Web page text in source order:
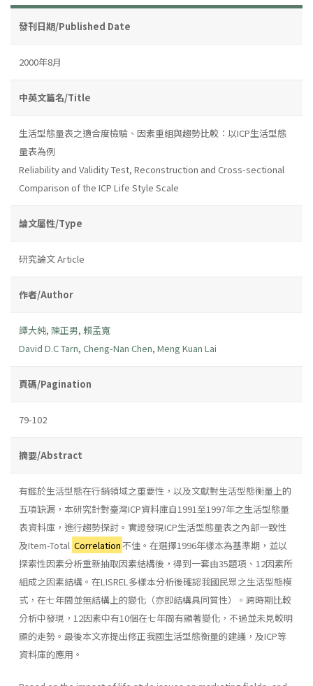
發刊日期/Published Date
2000年8月
中英文篇名/Title
生活型態量表之適合度檢驗、因素重組與趨勢比較：以ICP生活型態
量表為例
Reliability and Validity Test, Reconstruction and Cross-sectional
Comparison of the ICP Life Style Scale
論文屬性/Type
研究論文 Article
作者/Author
譚大純, 陳正男, 賴孟寬
David D.C Tarn, Cheng-Nan Chen, Meng Kuan Lai
頁碼/Pagination
79-102
摘要/Abstract
有鑑於生活型態在行銷領域之重要性，以及文獻對生活型態衡量上的
五項缺漏，本研究針對臺灣ICP資料庫自1991至1997年之生活型態量
表資料庫，進行趨勢探討。實證發現ICP生活型態量表之內部一致性
及Item-Total Correlation 不佳。在選擇1996年樣本為基準期，並以
探索性因素分析重新抽取因素結構後，得到一套由35題項、12因素所
組成之因素結構。在LISREL多樣本分析後確認我國民眾之生活型態模
式，在七年間並無結構上的變化（亦即結構具同質性）。跨時期比較
分析中發現，12因素中有10個在七年間有顯著變化，不過並未見較明
顯的走勢。最後本文亦提出修正我國生活型態衡量的建議，及ICP等
資料庫的應用。